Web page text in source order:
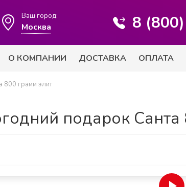
Ваш город:
Москва 8
О КОМПАНИИ ДОСТАВКА ОПЛАТА
800 грамм элит
подарок Санта